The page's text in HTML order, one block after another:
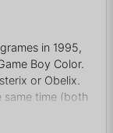
in 1995,
Boy Color.
or Obelix.
time (both